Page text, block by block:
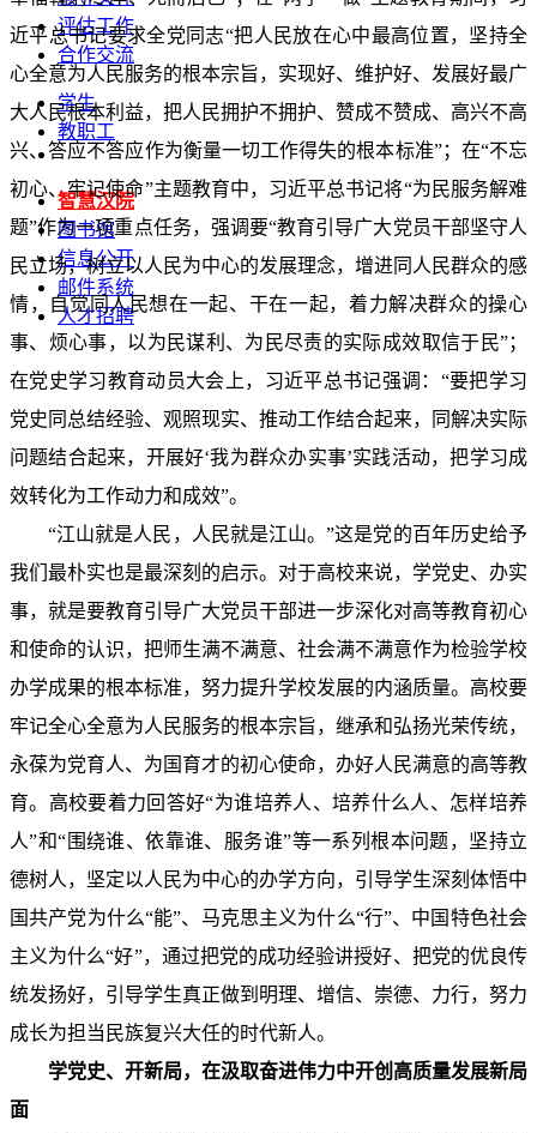
评估工作
合作交流
学生
教职工
智慧汉院
图书馆
信息公开
邮件系统
人才招聘
近平总书记要求全党同志“把人民放在心中最高位置，坚持全
心全意为人民服务的根本宗旨，实现好、维护好、发展好最广
大人民根本利益，把人民拥护不拥护、赞成不赞成、高兴不高
兴、答应不答应作为衡量一切工作得失的根本标准”；在“不忘
初心、牢记使命”主题教育中，习近平总书记将“为民服务解难
题”作为一项重点任务，强调要“教育引导广大党员干部坚守人
民立场，树立以人民为中心的发展理念，增进同人民群众的感
情，自觉同人民想在一起、干在一起，着力解决群众的操心
事、烦心事，以为民谋利、为民尽责的实际成效取信于民”；
在党史学习教育动员大会上，习近平总书记强调：“要把学习
党史同总结经验、观照现实、推动工作结合起来，同解决实际
问题结合起来，开展好‘我为群众办实事’实践活动，把学习成
效转化为工作动力和成效”。
“江山就是人民，人民就是江山。”这是党的百年历史给予
我们最朴实也是最深刻的启示。对于高校来说，学党史、办实
事，就是要教育引导广大党员干部进一步深化对高等教育初心
和使命的认识，把师生满不满意、社会满不满意作为检验学校
办学成果的根本标准，努力提升学校发展的内涵质量。高校要
牢记全心全意为人民服务的根本宗旨，继承和弘扬光荣传统，
永葆为党育人、为国育才的初心使命，办好人民满意的高等教
育。高校要着力回答好“为谁培养人、培养什么人、怎样培养
人”和“围绕谁、依靠谁、服务谁”等一系列根本问题，坚持立
德树人，坚定以人民为中心的办学方向，引导学生深刻体悟中
国共产党为什么“能”、马克思主义为什么“行”、中国特色社会
主义为什么“好”，通过把党的成功经验讲授好、把党的优良传
统发扬好，引导学生真正做到明理、增信、崇德、力行，努力
成长为担当民族复兴大任的时代新人。
学党史、开新局，在汲取奋进伟力中开创高质量发展新局
面